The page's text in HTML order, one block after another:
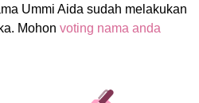
Ummi Aida sudah melakukan
Mohon voting nama anda